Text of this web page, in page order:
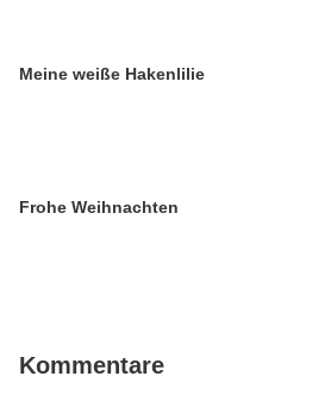
Meine weiße Hakenlilie
Frohe Weihnachten
Kommentare